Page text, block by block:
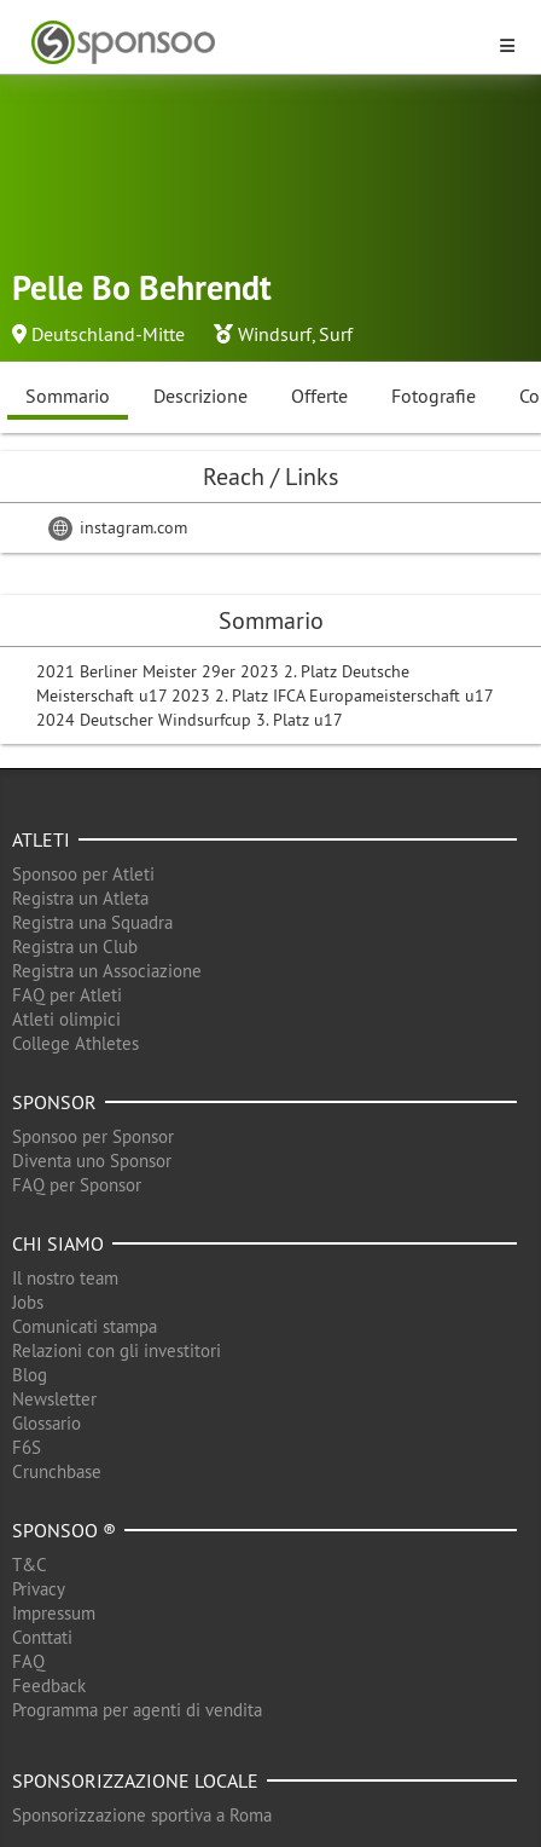
Pelle Bo Behrendt
Deutschland-Mitte Windsurf, Surf
Sommario Descrizione Offerte Fotografie
Sommario
2021 Berliner Meister 29er 2023 2. Platz Deutsche
Meisterschaft u17 2023 2. Platz IFCA Europameisterschaft u17
2024 Deutscher Windsurfcup 3. Platz u17
Reach / Links
instagram.com
ATLETI
Sponsoo per Atleti
Registra un Atleta
Registra una Squadra
Registra un Club
Registra un Associazione
FAQ per Atleti
Atleti olimpici
College Athletes
SPONSOR
Sponsoo per Sponsor
Diventa uno Sponsor
FAQ per Sponsor
CHI SIAMO
Il nostro team
Jobs
Comunicati stampa
Relazioni con gli investitori
Blog
Newsletter
Glossario
F6S
Crunchbase
SPONSOO ®
T&C
Privacy
Impressum
Conttati
FAQ
Feedback
Programma per agenti di vendita
SPONSORIZZAZIONE LOCALE
Sponsorizzazione sportiva a Roma